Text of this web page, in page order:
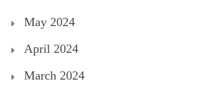
May 2024
April 2024
March 2024